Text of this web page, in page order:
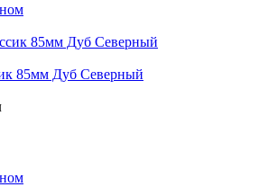
85мм Дуб Северный